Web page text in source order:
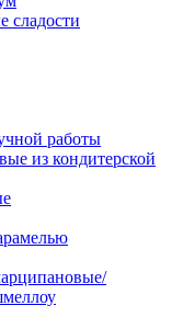
сладости
работы
из кондитерской